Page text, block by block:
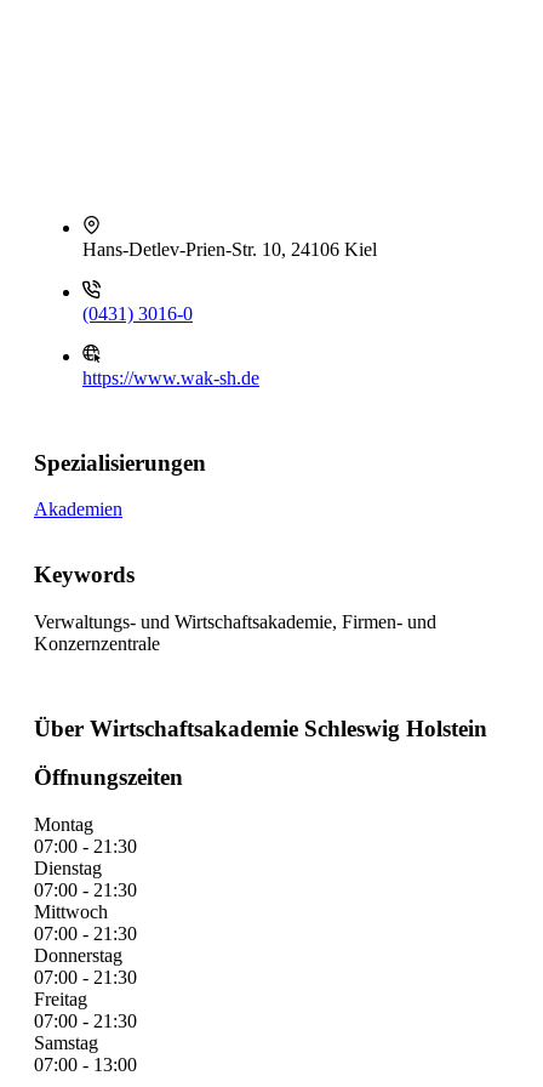
Hans-Detlev-Prien-Str. 10, 24106 Kiel
(0431) 3016-0
https://www.wak-sh.de
Spezialisierungen
Akademien
Keywords
Verwaltungs- und Wirtschaftsakademie, Firmen- und
Konzernzentrale
Über Wirtschaftsakademie Schleswig Holstein
Öffnungszeiten
Montag
07:00 - 21:30
Dienstag
07:00 - 21:30
Mittwoch
07:00 - 21:30
Donnerstag
07:00 - 21:30
Freitag
07:00 - 21:30
Samstag
07:00 - 13:00